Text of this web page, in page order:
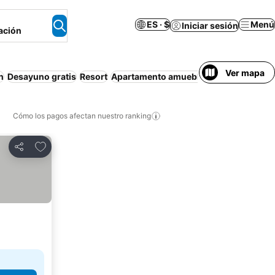
ES · $ Iniciar sesión Menú
Desayuno gratis Resort Apartamento amueblado Aire
Ver mapa
Cómo los pagos afectan nuestro ranking
Compartir
Agregar a favoritos